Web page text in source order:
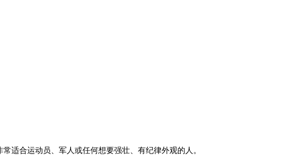
适合运动员、军人或任何想要强壮、有纪律外观的人。